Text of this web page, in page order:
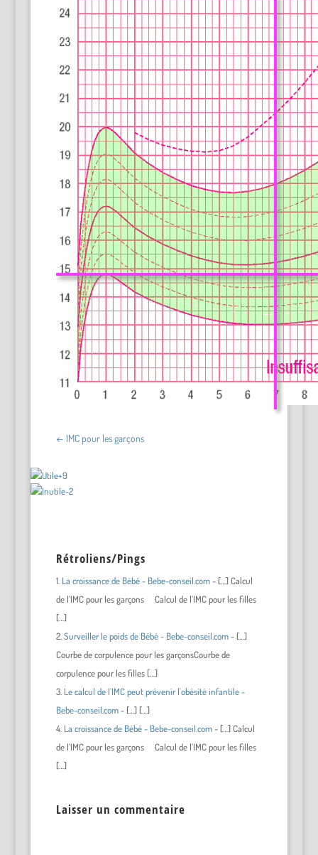
← IMC pour les garçons
+9
-2
Rétroliens/Pings
La croissance de Bébé - Bebe-conseil.com- […] Calcul
de l’IMC pour les garçons Calcul de l’IMC pour les filles
[…]
Surveiller le poids de Bébé - Bebe-conseil.com- […]
Courbe de corpulence pour les garçonsCourbe de
corpulence pour les filles […]
Le calcul de l'IMC peut prévenir l'obésité infantile -
Bebe-conseil.com- […] […]
La croissance de Bébé - Bebe-conseil.com- […] Calcul
de l’IMC pour les garçons Calcul de l’IMC pour les filles
[…]
Laisser un commentaire